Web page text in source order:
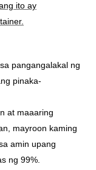
ito ay
pangangalakal ng
pinaka-
at maaaring
mayroon kaming
amin upang
ng 99%.